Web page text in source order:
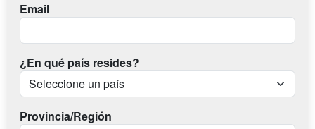
Email
¿En qué país resides?
Provincia/Región